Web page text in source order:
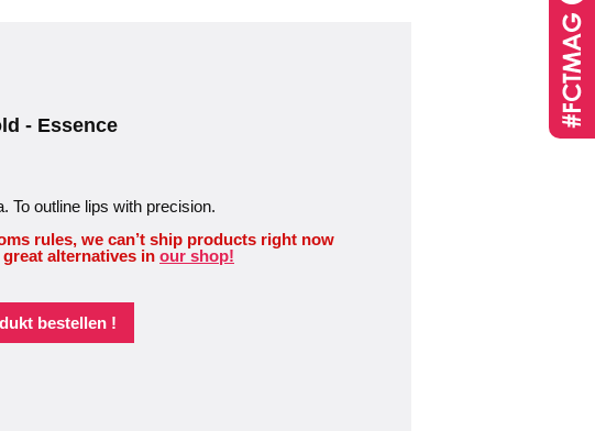
- Essence
To outline lips with precision.
rules, we can’t ship products right now
alternatives in our shop!
bestellen !